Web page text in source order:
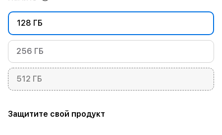
128 ГБ
256 ГБ
512 ГБ
Защитите свой продукт